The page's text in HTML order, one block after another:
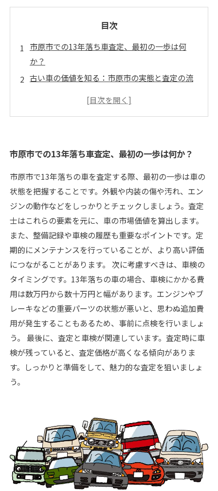
目次
市原市での13年落ち車査定、最初の一歩は何
か？
古い車の価値を知る：市原市の実態と査定の流
査定のプロが語る、13年落ち車の評価ポイント
意点
査定と車検が及ぼす影響を徹底解説！
13年落ち車の車検をスムーズに通すためのコツ
市原市での中古車査定の成功事例：あなたの車
の価値を見極めよう
市原市での13年落ち車査定、最初の一歩は何か？
市原市で13年落ちの車を査定する際、最初の一歩は車の
状態を把握することです。外観や内装の傷や汚れ、エン
ジンの動作などをしっかりとチェックしましょう。査定
士はこれらの要素を元に、車の市場価値を算出します。
また、整備記録や車検の履歴も重要なポイントです。定
期的にメンテナンスを行っていることが、より高い評価
につながることがあります。 次に考慮すべきは、車検の
タイミングです。13年落ちの車の場合、車検にかかる費
用は数万円から数十万円と幅があります。エンジンやブ
レーキなどの重要パーツの状態が悪いと、思わぬ追加費
用が発生することもあるため、事前に点検を行いましょ
う。 最後に、査定と車検が関連しています。査定時に車
検が残っていると、査定価格が高くなる傾向がありま
す。しっかりと準備をして、魅力的な査定を狙いましょ
う。